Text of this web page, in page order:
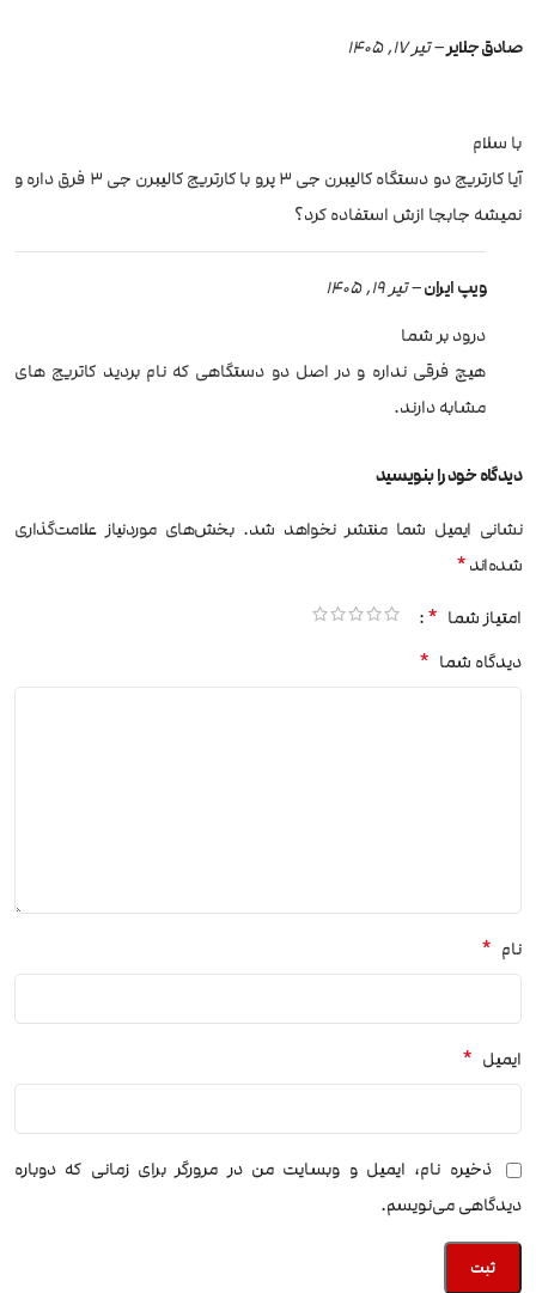
صادق جلایر– تیر 17, 1405
با سلام
آیا کارتریج دو دستگاه کالیبرن جی ۳ پرو با کارتریج کالیبرن جی ۳ فرق داره و
نمیشه جابجا ازش استفاده کرد؟
ویپ ایران– تیر 19, 1405
درود بر شما
هیچ فرقی نداره و در اصل دو دستگاهی که نام بردید کاتریج های
مشابه دارند.
دیدگاه خود را بنویسید
نشانی ایمیل شما منتشر نخواهد شد. بخش‌های موردنیاز علامت‌گذاری
شده‌اند*
امتیاز شما *
دیدگاه شما *
نام *
ایمیل *
ذخیره نام، ایمیل و وبسایت من در مرورگر برای زمانی که دوباره
دیدگاهی می‌نویسم.